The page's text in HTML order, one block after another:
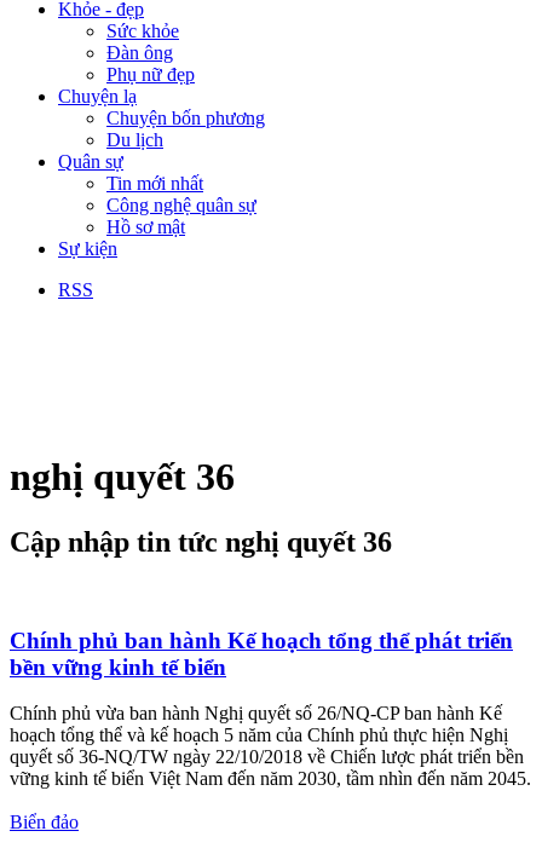
Khỏe - đẹp
Sức khỏe
Đàn ông
Phụ nữ đẹp
Chuyện lạ
Chuyện bốn phương
Du lịch
Quân sự
Tin mới nhất
Công nghệ quân sự
Hồ sơ mật
Sự kiện
RSS
nghị quyết 36
Cập nhập tin tức nghị quyết 36
Chính phủ ban hành Kế hoạch tổng thể phát triển
bền vững kinh tế biển
Chính phủ vừa ban hành Nghị quyết số 26/NQ-CP ban hành Kế
hoạch tổng thể và kế hoạch 5 năm của Chính phủ thực hiện Nghị
quyết số 36-NQ/TW ngày 22/10/2018 về Chiến lược phát triển bền
vững kinh tế biển Việt Nam đến năm 2030, tầm nhìn đến năm 2045.
Biển đảo